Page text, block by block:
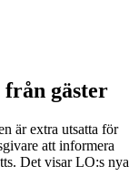
från gäster
är extra utsatta för
att informera
Det visar LO:s nya